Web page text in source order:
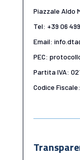
Piazzale Aldo
Tel: +39 06
Email:
PEC:
Partita IVA:
Codice